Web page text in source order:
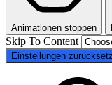
Animationen stoppen
Skip To Content
Einstellungen